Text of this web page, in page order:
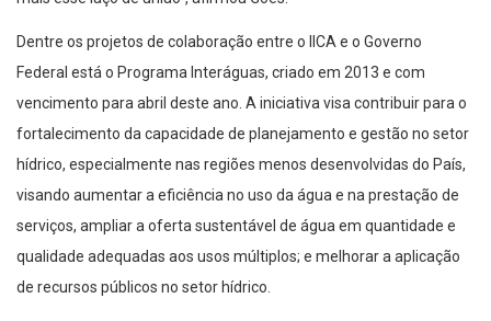
Dentre os projetos de colaboração entre o IICA e o Governo
Federal está o Programa Interáguas, criado em 2013 e com
vencimento para abril deste ano. A iniciativa visa contribuir para o
fortalecimento da capacidade de planejamento e gestão no setor
hídrico, especialmente nas regiões menos desenvolvidas do País,
visando aumentar a eficiência no uso da água e na prestação de
serviços, ampliar a oferta sustentável de água em quantidade e
qualidade adequadas aos usos múltiplos; e melhorar a aplicação
de recursos públicos no setor hídrico.